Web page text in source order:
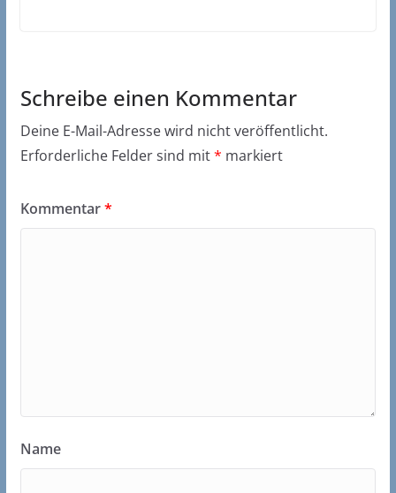
Schreibe einen Kommentar
Deine E-Mail-Adresse wird nicht veröffentlicht.
Erforderliche Felder sind mit* markiert
Kommentar*
Name